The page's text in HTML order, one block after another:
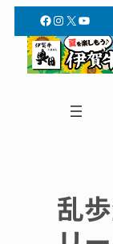
Facebook
Instagram
X
乱